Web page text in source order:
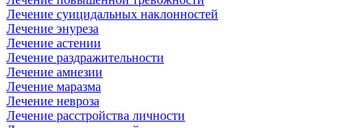
Лечение суицидальных наклонностей
Лечение энуреза
Лечение астении
Лечение раздражительности
Лечение амнезии
Лечение маразма
Лечение невроза
Лечение расстройства личности